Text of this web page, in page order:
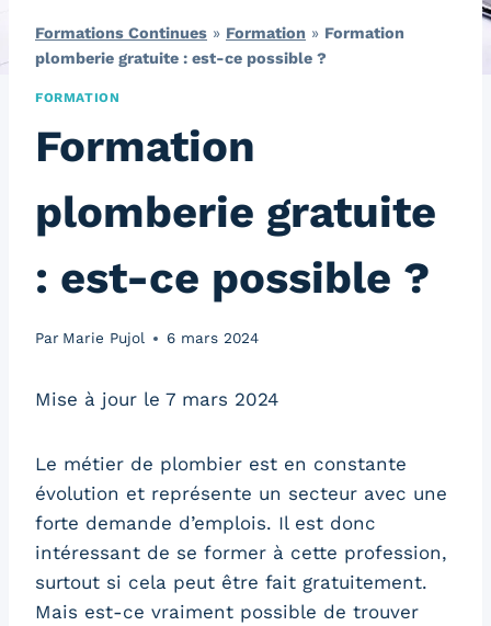
Formations Continues » Formation » Formation
plomberie gratuite : est-ce possible ?
FORMATION
Formation
plomberie gratuite
: est-ce possible ?
Par Marie Pujol 6 mars 2024
Mise à jour le 7 mars 2024
Le métier de plombier est en constante
évolution et représente un secteur avec une
forte demande d’emplois. Il est donc
intéressant de se former à cette profession,
surtout si cela peut être fait gratuitement.
Mais est-ce vraiment possible de trouver